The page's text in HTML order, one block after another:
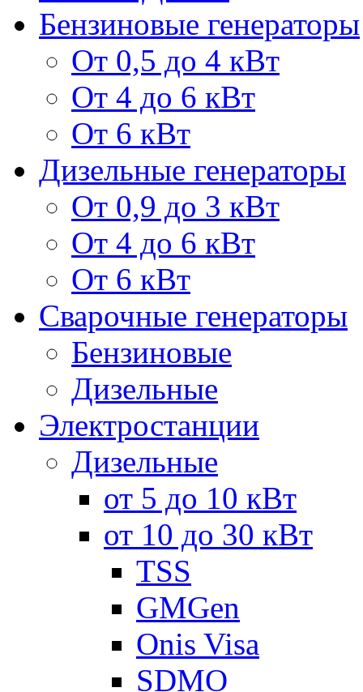
Бензиновые генераторы
От 0,5 до 4 кВт
От 4 до 6 кВт
От 6 кВт
Дизельные генераторы
От 0,9 до 3 кВт
От 4 до 6 кВт
От 6 кВт
Сварочные генераторы
Бензиновые
Дизельные
Электростанции
Дизельные
от 5 до 10 кВт
от 10 до 30 кВт
TSS
GMGen
Onis Visa
SDMO